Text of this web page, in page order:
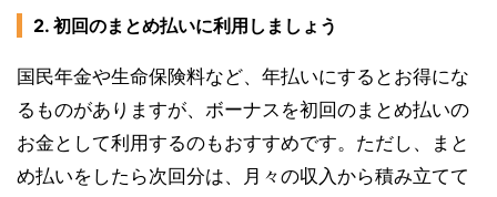
2. 初回のまとめ払いに利用しましょう
国民年金や生命保険料など、年払いにするとお得にな
るものがありますが、ボーナスを初回のまとめ払いの
お金として利用するのもおすすめです。ただし、まと
め払いをしたら次回分は、月々の収入から積み立てて